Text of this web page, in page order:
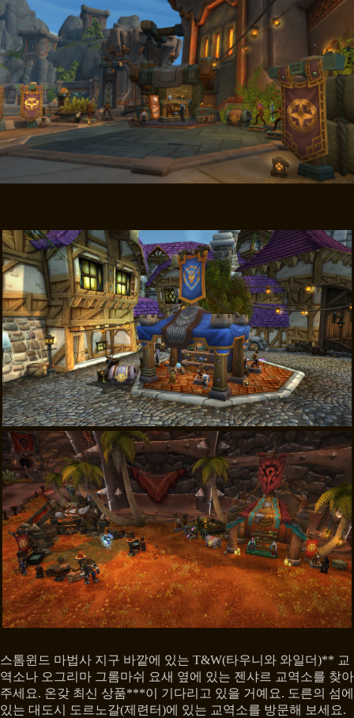
스톰윈드 마법사 지구 바깥에 있는 T&W(타우니와 와일더)** 교
역소나 오그리마 그롬마쉬 요새 옆에 있는 젠샤르 교역소를 찾아
주세요. 온갖 최신 상품***이 기다리고 있을 거예요. 도른의 섬에
있는 대도시 도르노갈(제련터)에 있는 교역소를 방문해 보세요.